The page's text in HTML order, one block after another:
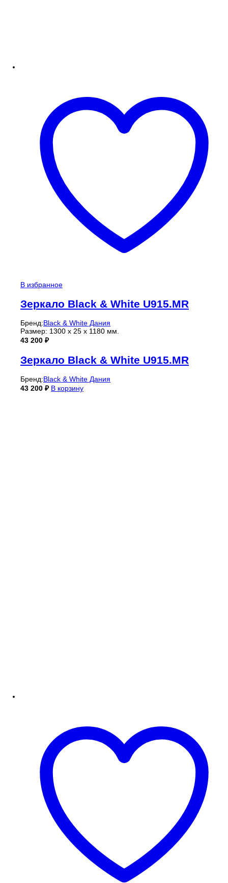
В избранное
Зеркало Black & White U915.MR
Бренд:Black & White Дания
Размер: 1300 x 25 x 1180 мм.
43 200 ₽
Зеркало Black & White U915.MR
Бренд:Black & White Дания
43 200 ₽ В корзину